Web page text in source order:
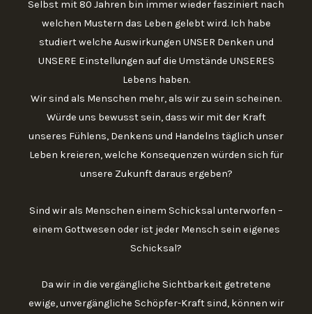
Selbst mit 80 Jahren bin immer wieder fasziniert nach
welchen Mustern das Leben gelebt wird. Ich habe
studiert welche Auswirkungen UNSER Denken und
UNSERE Einstellungen auf die Umstände UNSERES
Lebens haben.
Wir sind als Menschen mehr, als wir zu sein scheinen.
Würde uns bewusst sein, dass wir mit der Kraft
unseres Fühlens, Denkens und Handelns täglich unser
Leben kreieren, welche Konsequenzen würden sich für
unsere Zukunft daraus ergeben?
Sind wir als Menschen einem Schicksal unterworfen –
einem Gottwesen oder ist jeder Mensch sein eigenes
Schicksal?
Da wir in die vergängliche Sichtbarkeit getretene
ewige, unvergängliche Schöpfer-Kraft sind, können wir